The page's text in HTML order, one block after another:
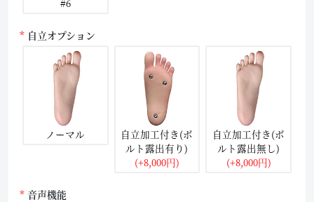
自立オプション
ノーマル
自立加工付き(ボ
ルト露出有り)
(+8,000円)
自立加工付き(ボ
ルト露出無し)
(+8,000円)
音声機能